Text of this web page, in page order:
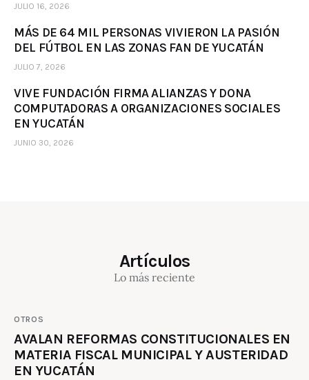
JULIO 16, 2026
MÁS DE 64 MIL PERSONAS VIVIERON LA PASIÓN
DEL FÚTBOL EN LAS ZONAS FAN DE YUCATÁN
JULIO 7, 2026
VIVE FUNDACIÓN FIRMA ALIANZAS Y DONA
COMPUTADORAS A ORGANIZACIONES SOCIALES
EN YUCATÁN
JUNIO 30, 2026
Artículos
Lo más reciente
OTROS
AVALAN REFORMAS CONSTITUCIONALES EN
MATERIA FISCAL MUNICIPAL Y AUSTERIDAD
EN YUCATÁN